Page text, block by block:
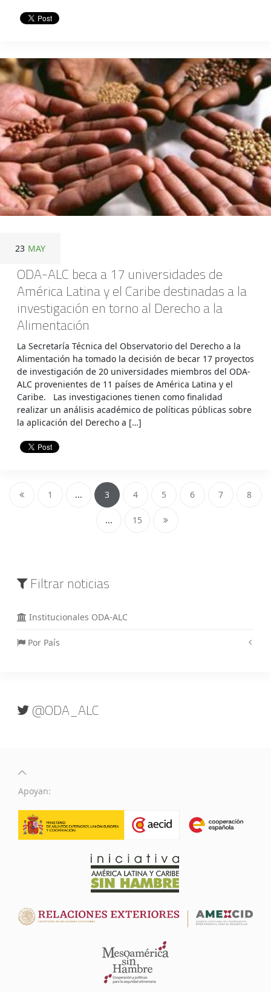
23 MAY
ODA-ALC beca a 17 universidades de
América Latina y el Caribe destinadas a la
investigación en torno al Derecho a la
Alimentación
La Secretaría Técnica del Observatorio del Derecho a la
Alimentación ha tomado la decisión de becar 17 proyectos
de investigación de 20 universidades miembros del ODA-
ALC provenientes de 11 países de América Latina y el
Caribe. Las investigaciones tienen como finalidad
realizar un análisis académico de políticas públicas sobre
la aplicación del Derecho a […]
1 ... 3 4 5 6 7 8
... 15
Filtrar noticias
Institucionales ODA-ALC
Por País
@ODA_ALC
Apoyan: